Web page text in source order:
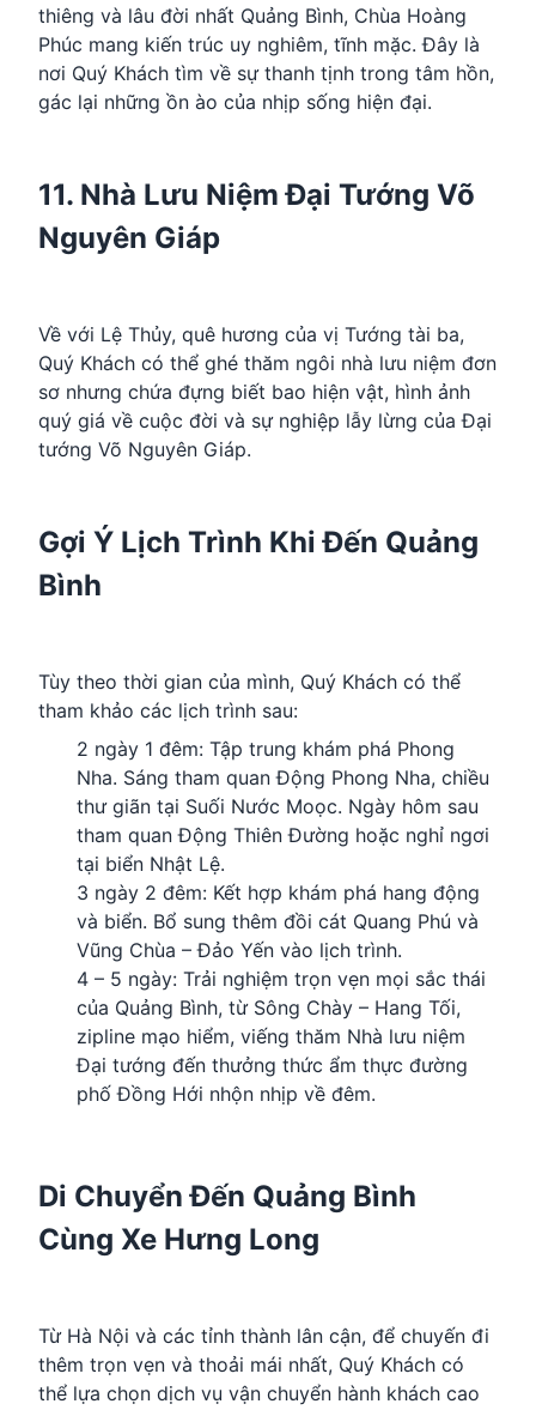
thiêng và lâu đời nhất Quảng Bình, Chùa Hoàng
Phúc mang kiến trúc uy nghiêm, tĩnh mặc. Đây là
nơi Quý Khách tìm về sự thanh tịnh trong tâm hồn,
gác lại những ồn ào của nhịp sống hiện đại.
11. Nhà Lưu Niệm Đại Tướng Võ
Nguyên Giáp
Về với Lệ Thủy, quê hương của vị Tướng tài ba,
Quý Khách có thể ghé thăm ngôi nhà lưu niệm đơn
sơ nhưng chứa đựng biết bao hiện vật, hình ảnh
quý giá về cuộc đời và sự nghiệp lẫy lừng của Đại
tướng Võ Nguyên Giáp.
Gợi Ý Lịch Trình Khi Đến Quảng
Bình
Tùy theo thời gian của mình, Quý Khách có thể
tham khảo các lịch trình sau:
2 ngày 1 đêm: Tập trung khám phá Phong
Nha. Sáng tham quan Động Phong Nha, chiều
thư giãn tại Suối Nước Moọc. Ngày hôm sau
tham quan Động Thiên Đường hoặc nghỉ ngơi
tại biển Nhật Lệ.
3 ngày 2 đêm: Kết hợp khám phá hang động
và biển. Bổ sung thêm đồi cát Quang Phú và
Vũng Chùa – Đảo Yến vào lịch trình.
4 – 5 ngày: Trải nghiệm trọn vẹn mọi sắc thái
của Quảng Bình, từ Sông Chày – Hang Tối,
zipline mạo hiểm, viếng thăm Nhà lưu niệm
Đại tướng đến thưởng thức ẩm thực đường
phố Đồng Hới nhộn nhịp về đêm.
Di Chuyển Đến Quảng Bình
Cùng Xe Hưng Long
Từ Hà Nội và các tỉnh thành lân cận, để chuyến đi
thêm trọn vẹn và thoải mái nhất, Quý Khách có
thể lựa chọn dịch vụ vận chuyển hành khách cao